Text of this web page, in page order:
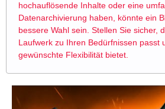
hochauflösende Inhalte oder eine
Datenarchivierung haben, könnte ein
bessere Wahl sein. Stellen Sie sicher,
Laufwerk zu Ihren Bedürfnissen passt
gewünschte Flexibilität bietet.